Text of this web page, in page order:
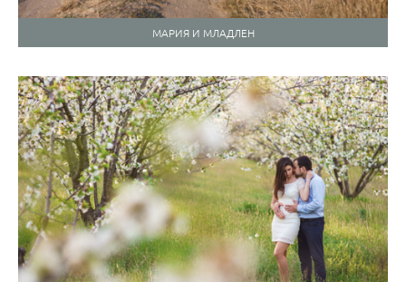
МАРИЯ И МЛАДЛЕН